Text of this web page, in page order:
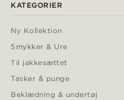
KATEGORIER
Ny Kollektion
Smykker & Ure
Til jakkesættet
Tasker & punge
Beklædning & undertøj